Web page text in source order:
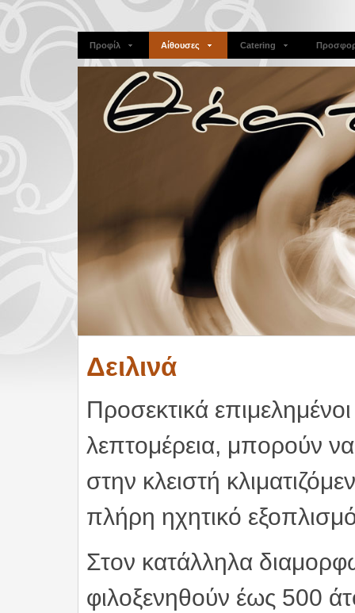
Προφίλ Αίθουσες Catering
Δειλινά
Προσεκτικά
λεπτομέρεια, μπορούν
στην κλειστή
πλήρη ηχητικό
Στον κατάλληλα
φιλοξενηθούν έως 500